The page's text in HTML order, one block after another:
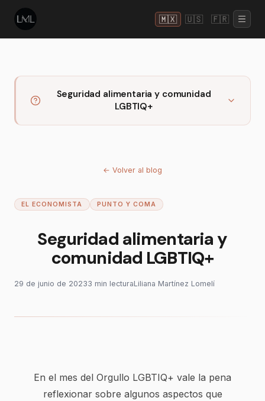
🇲🇽 🇺🇸 🇫🇷
Seguridad alimentaria y comunidad
LGBTIQ+
← Volver al blog
EL ECONOMISTA PUNTO Y COMA
Seguridad alimentaria y
comunidad LGBTIQ+
29 de junio de 20233 min lecturaLiliana Martínez Lomelí
En el mes del Orgullo LGBTIQ+ vale la pena
reflexionar sobre algunos aspectos que